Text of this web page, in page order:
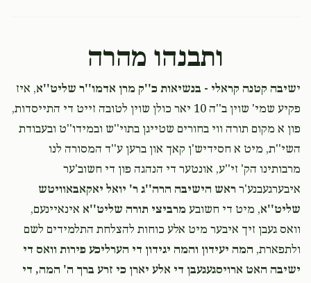
1 month ago $54.00
Ezriel Burach Fried משה לעבאוויטש, מאיר הלל שטערן
1 month ago $50.50
For my 2 chusheve nephews
זיידי באבי מאיר הלל שטערן
$18.00
ותבנהו מהרה
ישיבה קטנה קראלי - בנשיאות כ''ק מרן אדמו''ר שליט''א, איז
פקיע שמי' שוין ב''ה 10 יאר כולן שוין לטובה זייט די התייסדות,
פון א מקום תורה ווי בחורים שטייגן בתוי''ש ובמידו''ט ובעבודת
השי''ת, מיט א חסידיש'ן קאך און ברען ע''ד המסורה לנו
מרבותינו הק' זי''ע, אונטער די הנהגה פון די חשוב'ער
איבערגעבנע'ר ראש הישיבה הרה''ג ר' יואל יאקאבאוויטש
שליט''א, מיט די חשובע מרביצי תורה שליט''א אינאיינעם,
וואס געבן זיך איבער מיט אלע כוחות להצלחת התלמידים לשם
ולתפארת, המה יעידון והמה יגידון די הערליכע פירות וואס די
ישיבה האט ארויסגעגעבן די אלע יארן כי זרע ברך ה' המה, די